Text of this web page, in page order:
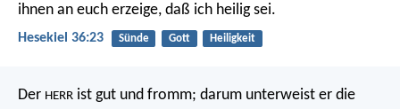
ihnen an euch erzeige, daß ich heilig sei.
Hesekiel 36:23 Sünde Gott Heiligkeit
Der HERR ist gut und fromm; darum unterweist er die